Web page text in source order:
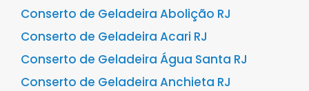
Conserto de Geladeira Abolição RJ
Conserto de Geladeira Acari RJ
Conserto de Geladeira Água Santa RJ
Conserto de Geladeira Anchieta RJ